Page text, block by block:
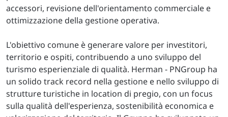
accessori, revisione dell'orientamento commerciale e
ottimizzazione della gestione operativa.
L'obiettivo comune è generare valore per investitori,
territorio e ospiti, contribuendo a uno sviluppo del
turismo esperienziale di qualità. Herman - PNGroup ha
un solido track record nella gestione e nello sviluppo di
strutture turistiche in location di pregio, con un focus
sulla qualità dell'esperienza, sostenibilità economica e